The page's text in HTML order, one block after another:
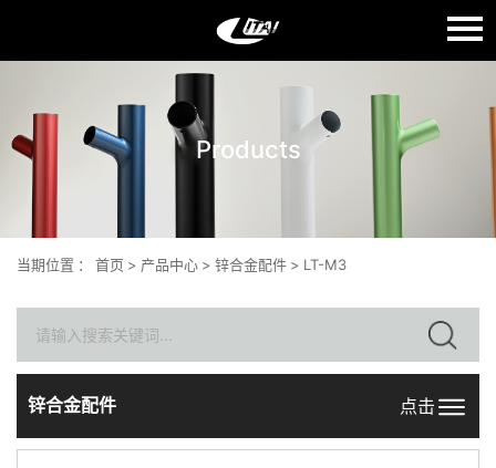
语言： English
产品中心
质量生产
联系我们
Products
当期位置 ： 首页 > 产品中心 > 锌合金配件 > LT-M3
锌合金配件 点击